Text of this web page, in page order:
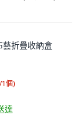
藝折疊收納盒
個)
達